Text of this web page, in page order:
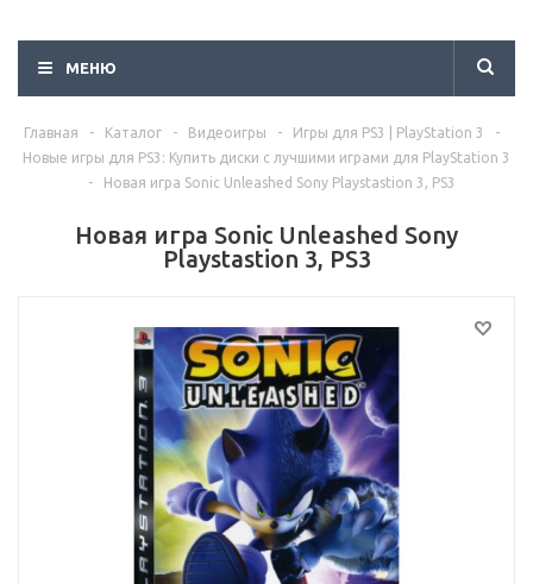
МЕНЮ
Главная - Каталог - Видеоигры - Игры для PS3 | PlayStation 3
-
Новые игры для PS3: Купить диски с лучшими играми для PlayStation 3
-
Новая игра Sonic Unleashed Sony Playstastion 3, PS3
Новая игра Sonic Unleashed Sony
Playstastion 3, PS3